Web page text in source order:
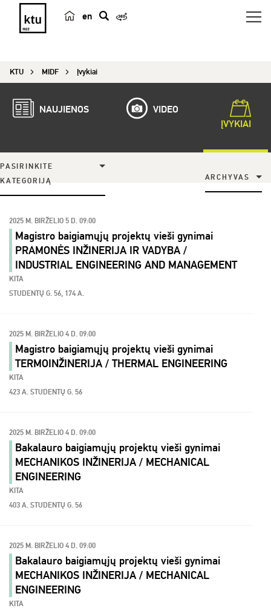
en
e
KTU MIDF Įvykiai
NAUJIENOS
VIDEO
ĮVYKIAI
PASIRINKITE
KATEGORIJĄ
ARCHYVAS
2025 M. BIRŽELIO 5 D. 09:00
Magistro baigiamųjų projektų vieši gynimai
PRAMONĖS INŽINERIJA IR VADYBA /
INDUSTRIAL ENGINEERING AND MANAGEMENT
KITA
STUDENTŲ G. 56, 174 A.
2025 M. BIRŽELIO 4 D. 09:00
Magistro baigiamųjų projektų vieši gynimai
TERMOINŽINERIJA / THERMAL ENGINEERING
KITA
423 A. STUDENTŲ G. 56
2025 M. BIRŽELIO 4 D. 09:00
Bakalauro baigiamųjų projektų vieši gynimai
MECHANIKOS INŽINERIJA / MECHANICAL
ENGINEERING
KITA
403 A. STUDENTŲ G. 56
2025 M. BIRŽELIO 4 D. 09:00
Bakalauro baigiamųjų projektų vieši gynimai
MECHANIKOS INŽINERIJA / MECHANICAL
ENGINEERING
KITA